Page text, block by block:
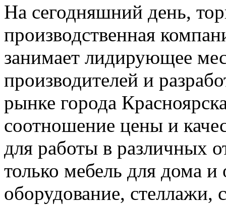
На сегодняшний день,
производственная
занимает лидирующее
производителей и
рынке города
соотношение цены и
для работы в различных
только мебель для дома
оборудование, стеллажи,